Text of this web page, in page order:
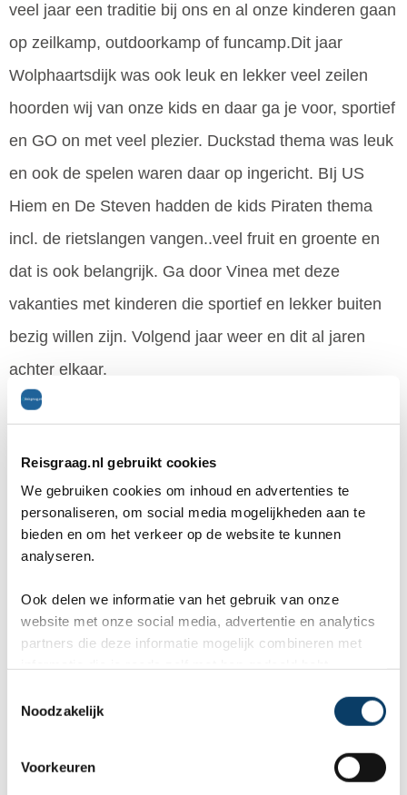
Reisgraag.nl gebruikt cookies
We gebruiken cookies om inhoud en advertenties te
personaliseren, om social media mogelijkheden aan te
bieden en om het verkeer op de website te kunnen
analyseren.
Ook delen we informatie van het gebruik van onze
website met onze social media, advertentie en analytics
partners die deze informatie mogelijk combineren met
Noodzakelijk
Voorkeuren
veel jaar een traditie bij ons en al onze kinderen gaan
op zeilkamp, outdoorkamp of funcamp.Dit jaar
Wolphaartsdijk was ook leuk en lekker veel zeilen
hoorden wij van onze kids en daar ga je voor, sportief
en GO on met veel plezier. Duckstad thema was leuk
en ook de spelen waren daar op ingericht. BIj US
Hiem en De Steven hadden de kids Piraten thema
incl. de rietslangen vangen..veel fruit en groente en
dat is ook belangrijk. Ga door Vinea met deze
vakanties met kinderen die sportief en lekker buiten
bezig willen zijn. Volgend jaar weer en dit al jaren
achter elkaar.
Algemeen 8
Tessaop 12 augustus 2020
bestemming: België / Barvaux, reisperiode: augustus
2020
ondernomen, angsten overwonnen en heel veel leuke
herinneringen gemaakt. De reisleiders waren super
was. Het eten was heerlijk en er was altijd genoeg
voor iedereen, vaak bleef er zelfs nog wat over. Ik